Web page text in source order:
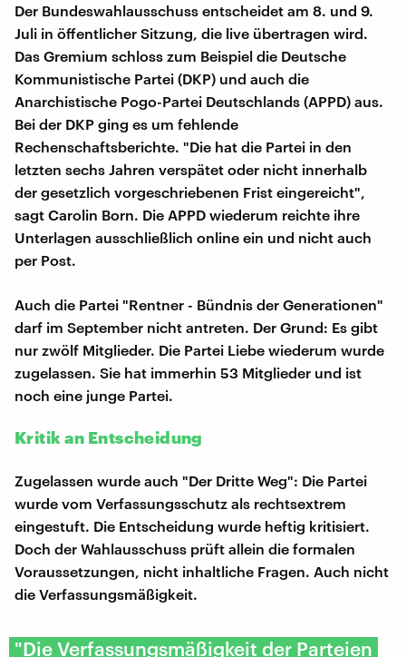
Der Bundeswahlausschuss entscheidet am 8. und 9.
Juli in öffentlicher Sitzung, die live übertragen wird.
Das Gremium schloss zum Beispiel die Deutsche
Kommunistische Partei (DKP) und auch die
Anarchistische Pogo-Partei Deutschlands (APPD) aus.
Bei der DKP ging es um fehlende
Rechenschaftsberichte. "Die hat die Partei in den
letzten sechs Jahren verspätet oder nicht innerhalb
der gesetzlich vorgeschriebenen Frist eingereicht",
sagt Carolin Born. Die APPD wiederum reichte ihre
Unterlagen ausschließlich online ein und nicht auch
per Post.
Auch die Partei "Rentner - Bündnis der Generationen"
darf im September nicht antreten. Der Grund: Es gibt
nur zwölf Mitglieder. Die Partei Liebe wiederum wurde
zugelassen. Sie hat immerhin 53 Mitglieder und ist
noch eine junge Partei.
Kritik an Entscheidung
Zugelassen wurde auch "Der Dritte Weg": Die Partei
wurde vom Verfassungsschutz als rechtsextrem
eingestuft. Die Entscheidung wurde heftig kritisiert.
Doch der Wahlausschuss prüft allein die formalen
Voraussetzungen, nicht inhaltliche Fragen. Auch nicht
die Verfassungsmäßigkeit.
"Die Verfassungsmäßigkeit der Parteien